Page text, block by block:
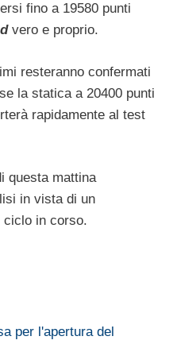
fino a 19580 punti
vero e proprio.
resteranno confermati
la statica a 20400 punti
rapidamente al test
questa mattina
in vista di un
ciclo in corso.
per l'apertura del